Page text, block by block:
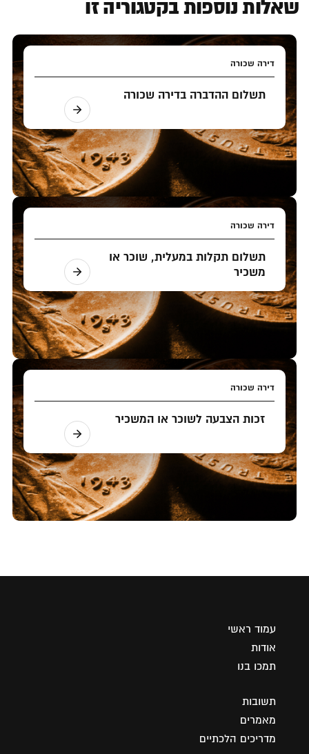
שאלות נוספות בקטגוריה זו
דירה שכורה
תשלום ההדברה בדירה שכורה
דירה שכורה
תשלום תקלות במעלית, שוכר או
משכיר
דירה שכורה
זכות הצבעה לשוכר או המשכיר
עמוד ראשי
אודות
תמכו בנו
תשובות
מאמרים
מדריכים הלכתיים